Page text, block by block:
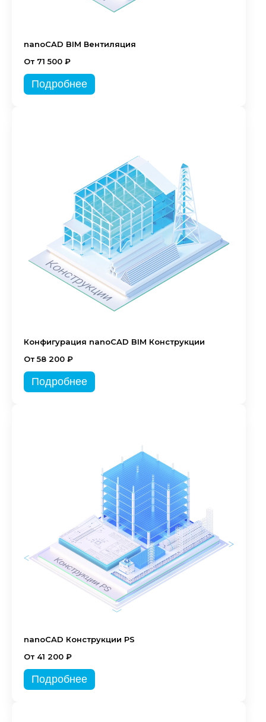
nanoCAD BIM Вентиляция
От 71 500 ₽
Подробнее
Конфигурация nanoCAD BIM Конструкции
От 58 200 ₽
Подробнее
nanoCAD Конструкции PS
От 41 200 ₽
Подробнее